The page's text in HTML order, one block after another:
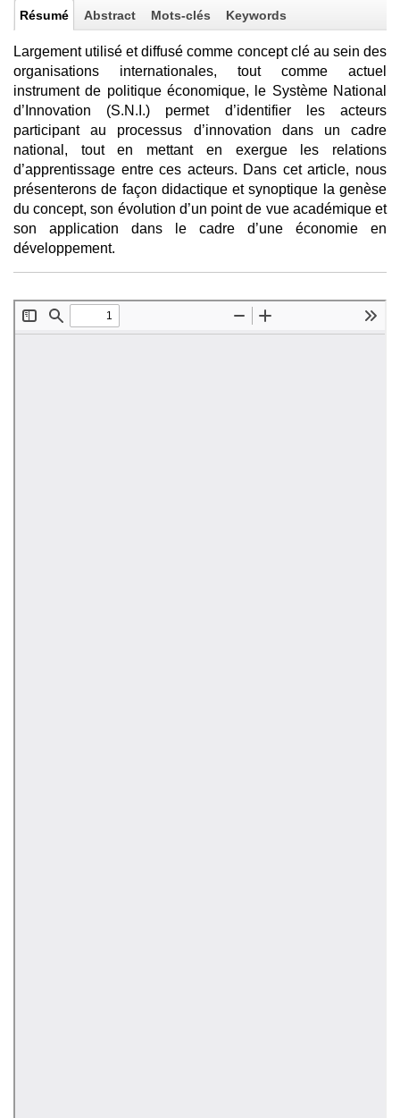
Résumé Abstract Mots-clés Keywords
Largement utilisé et diffusé comme concept clé au sein des
organisations internationales, tout comme actuel
instrument de politique économique, le Système National
d’Innovation (S.N.I.) permet d’identifier les acteurs
participant au processus d’innovation dans un cadre
national, tout en mettant en exergue les relations
d’apprentissage entre ces acteurs. Dans cet article, nous
présenterons de façon didactique et synoptique la genèse
du concept, son évolution d’un point de vue académique et
son application dans le cadre d’une économie en
développement.